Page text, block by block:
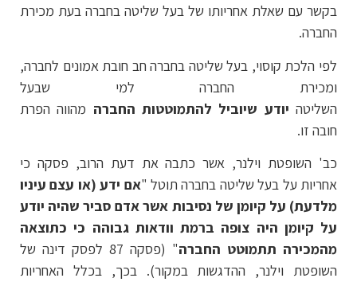
בקשר עם שאלת אחריותו של בעל שליטה בחברה בעת מכירת
החברה.
לפי הלכת קוסוי, בעל שליטה בחברה חב חובת אמונים לחברה,
ומכירת החברה למי שבעל
השליטהיודע שיוביל להתמוטטות החברה מהווה הפרת
חובה זו.
כב' השופטת וילנר, אשר כתבה את דעת הרוב, פסקה כי
אחריות על בעל שליטה בחברה תוטל "אם ידע (או עצם עיניו
מלדעת) על קיומן של נסיבות אשר אדם סביר שהיה יודע
על קיומן היה צופה ברמת וודאות גבוהה כי כתוצאה
מהמכירה תתמוטט החברה
" (פסקה 87 לפסק דינה של
השופטת וילנר, ההדגשות במקור). בכך, בכלל האחריות